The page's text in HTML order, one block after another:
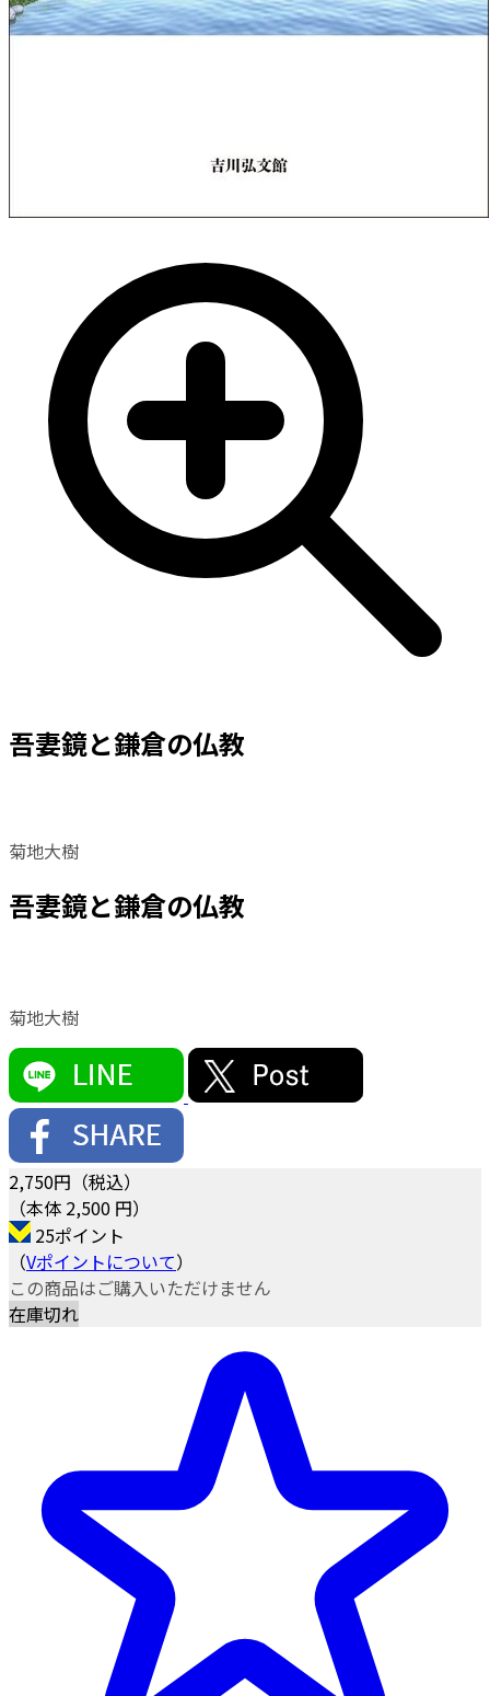
吾妻鏡と鎌倉の仏教
菊地大樹
吾妻鏡と鎌倉の仏教
菊地大樹
2,750円（税込）
（本体 2,500 円）
25ポイント
（Vポイントについて）
この商品はご購入いただけません
在庫切れ